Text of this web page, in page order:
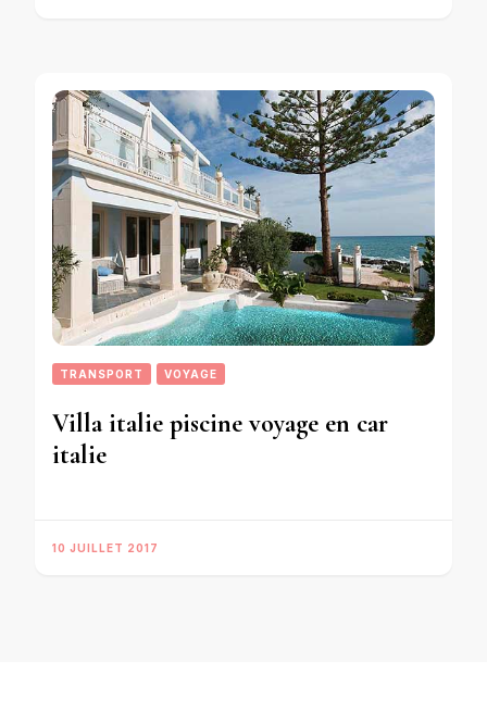
TRANSPORT VOYAGE
Villa italie piscine voyage en car
italie
10 JUILLET 2017